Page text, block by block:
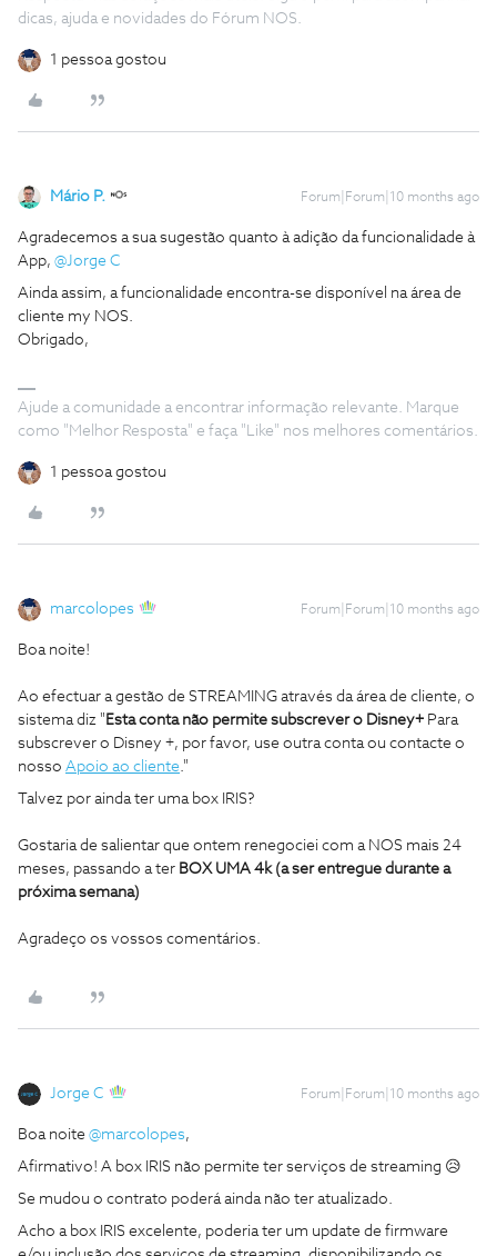
dicas, ajuda e novidades do Fórum NOS.
1 pessoa gostou
Mário P. Forum|Forum|10 months ago
Agradecemos a sua sugestão quanto à adição da funcionalidade à
App, ​ @Jorge C
Ainda assim, a funcionalidade encontra-se disponível na área de
cliente my NOS.
Obrigado,
Ajude a comunidade a encontrar informação relevante. Marque
como "Melhor Resposta" e faça "Like" nos melhores comentários.
1 pessoa gostou
marcolopes Forum|Forum|10 months ago
Boa noite!
Ao efectuar a gestão de STREAMING através da área de cliente, o
sistema diz " Esta conta não permite subscrever o Disney+ Para
subscrever o Disney +, por favor, use outra conta ou contacte o
nosso Apoio ao cliente."
Talvez por ainda ter uma box IRIS?
Gostaria de salientar que ontem renegociei com a NOS mais 24
meses, passando a ter BOX UMA 4k (a ser entregue durante a
próxima semana)
Agradeço os vossos comentários.
Jorge C Forum|Forum|10 months ago
Boa noite ​ @marcolopes,
Afirmativo! A box IRIS não permite ter serviços de streaming 😥
Se mudou o contrato poderá ainda não ter atualizado.
Acho a box IRIS excelente, poderia ter um update de firmware